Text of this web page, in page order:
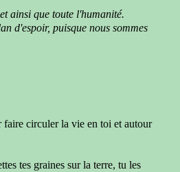
et ainsi que toute l'humanité.
d'espoir, puisque nous sommes
faire circuler la vie en toi et autour
tes graines sur la terre, tu les